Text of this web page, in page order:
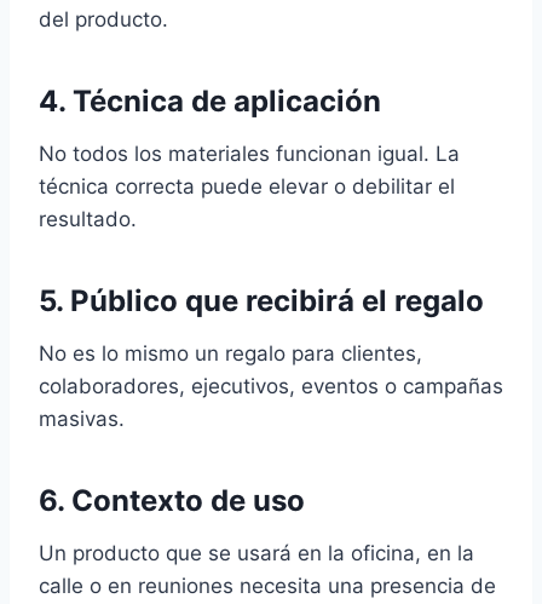
del producto.
4. Técnica de aplicación
No todos los materiales funcionan igual. La
técnica correcta puede elevar o debilitar el
resultado.
5. Público que recibirá el regalo
No es lo mismo un regalo para clientes,
colaboradores, ejecutivos, eventos o campañas
masivas.
6. Contexto de uso
Un producto que se usará en la oficina, en la
calle o en reuniones necesita una presencia de